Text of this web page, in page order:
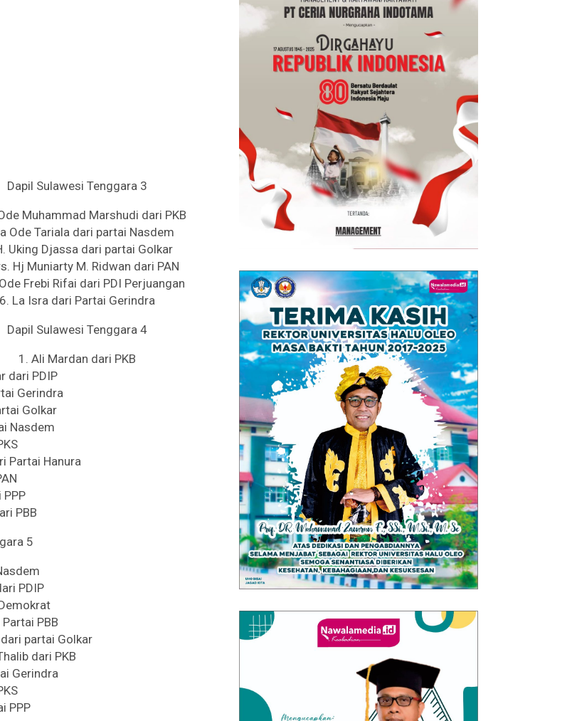
Dapil Sulawesi Tenggara 3
Muhammad Marshudi dari PKB
Ode Tariala dari partai Nasdem
Uking Djassa dari partai Golkar
Hj Muniarty M. Ridwan dari PAN
Frebi Rifai dari PDI Perjuangan
6. La Isra dari Partai Gerindra
Dapil Sulawesi Tenggara 4
1. Ali Mardan dari PKB
dari PDIP
Gerindra
Golkar
Nasdem
Partai Hanura
PBB
5
PDIP
PBB
partai Golkar
dari PKB
Gerindra
PPP